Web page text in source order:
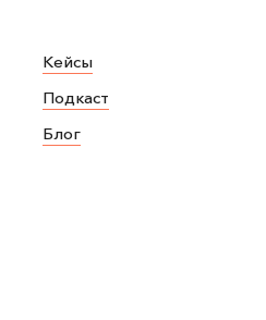
Кейсы
Подкаст
Блог